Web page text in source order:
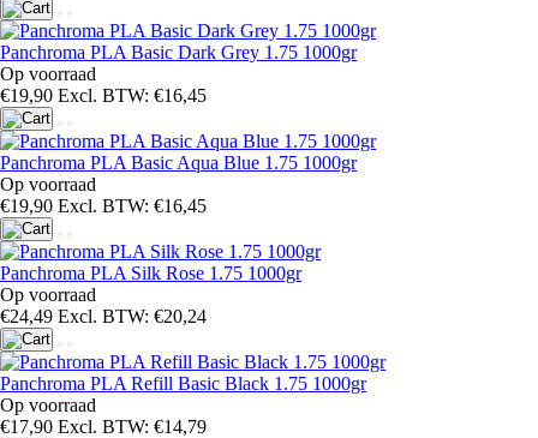
Panchroma PLA Basic Dark Grey 1.75 1000gr
Op voorraad
€19,90 Excl. BTW: €16,45
Panchroma PLA Basic Aqua Blue 1.75 1000gr
Op voorraad
€19,90 Excl. BTW: €16,45
Panchroma PLA Silk Rose 1.75 1000gr
Op voorraad
€24,49 Excl. BTW: €20,24
Panchroma PLA Refill Basic Black 1.75 1000gr
Op voorraad
€17,90 Excl. BTW: €14,79